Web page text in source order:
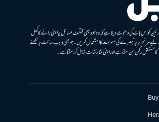
کو اس بات کی دعوت دیتا ہے کہ وہ خود بھی مختلف مسائل پر اپنی رائے کا کھل
ہر تحریر پر تبصرے کی سہولت کا استعمال کریں۔ جو بھی ویب سائٹ پر لکھنے
کا مستقل رکن بن سکتا ہے اور اپنی نگارشات شامل کرسکتا ہے۔